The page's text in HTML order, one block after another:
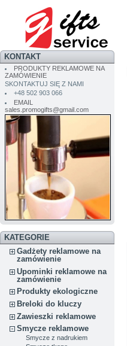
KONTAKT
PRODUKTY REKLAMOWE NA
ZAMÓWIENIE
SKONTAKTUJ SIĘ Z NAMI
+48 502 903 066
EMAIL
sales.promogifts@gmail.com
KATEGORIE
Gadżety reklamowe na
zamówienie
Upominki reklamowe na
zamówienie
Produkty ekologiczne
Breloki do kluczy
Zawieszki reklamowe
Smycze reklamowe
Smycze z nadrukiem